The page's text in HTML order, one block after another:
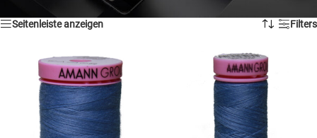
Seitenleiste anzeigen Filters